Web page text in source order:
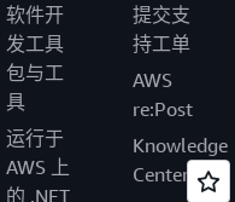
软件开
发工具
包与工
具
运行于
AWS 上
的 .NET
提交支
持工单
AWS
re:Post
Knowledge
Center